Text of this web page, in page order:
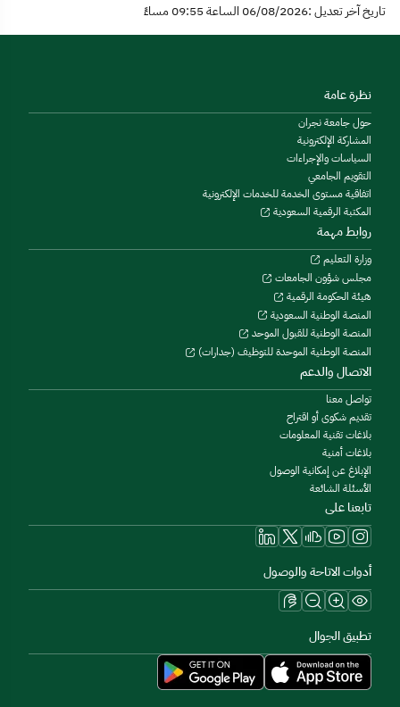
تاريخ آخر تعديل :06/08/2026 الساعة 09:55 مساءً
نظرة عامة
حول جامعة نجران
المشاركة الإلكترونية
السياسات والإجراءات
التقويم الجامعي
اتفاقية مستوى الخدمة للخدمات الإلكترونية
المكتبة الرقمية السعودية
روابط مهمة
وزارة التعليم
مجلس شؤون الجامعات
هيئة الحكومة الرقمية
المنصة الوطنية السعودية
المنصة الوطنية للقبول الموحد
المنصة الوطنية الموحدة للتوظيف (جدارات)
الاتصال والدعم
تواصل معنا
تقديم شكوى أو اقتراح
بلاغات تقنية المعلومات
بلاغات أمنية
الإبلاغ عن إمكانية الوصول
الأسئلة الشائعة
تابعنا على
أدوات الاتاحة والوصول
تطبيق الجوال